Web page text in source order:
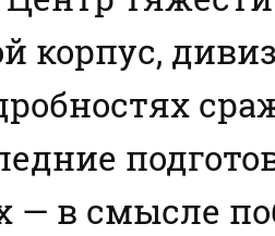
корпус,
— в смысле